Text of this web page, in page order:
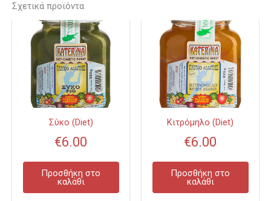
Σχετικά προϊόντα
Σύκο (Diet)
€6.00
Προσθήκη στο
καλάθι
Κιτρόμηλο (Diet)
€6.00
Προσθήκη στο
καλάθι